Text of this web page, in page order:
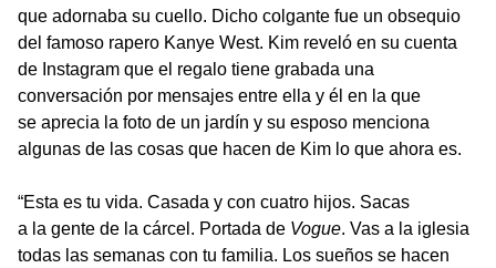
que adornaba su cuello. Dicho colgante fue un obsequio
del famoso rapero Kanye West. Kim reveló en su cuenta
de Instagram que el regalo tiene grabada una
conversación por mensajes entre ella y él en la que
se aprecia la foto de un jardín y su esposo menciona
algunas de las cosas que hacen de Kim lo que ahora es.
“Esta es tu vida. Casada y con cuatro hijos. Sacas
a la gente de la cárcel. Portada de Vogue. Vas a la iglesia
todas las semanas con tu familia. Los sueños se hacen